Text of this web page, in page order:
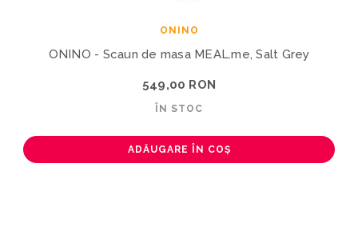
ONINO
ONINO - Scaun de masa MEAL.me, Salt Grey
549,00 RON
ÎN STOC
ADĂUGARE ÎN COȘ